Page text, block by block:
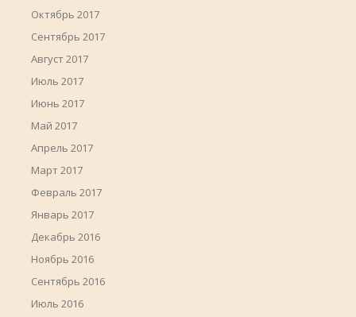
Октябрь 2017
Сентябрь 2017
Август 2017
Июль 2017
Июнь 2017
Май 2017
Апрель 2017
Март 2017
Февраль 2017
Январь 2017
Декабрь 2016
Ноябрь 2016
Сентябрь 2016
Июль 2016